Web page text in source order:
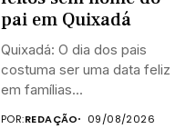
pai em Quixadá
Quixadá: O dia dos pais
costuma ser uma data feliz
em famílias...
POR:REDAÇÃO 09/08/2026